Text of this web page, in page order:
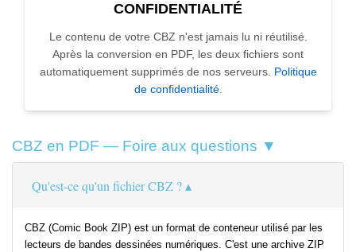
CONFIDENTIALITÉ
Le contenu de votre CBZ n'est jamais lu ni réutilisé.
Après la conversion en PDF, les deux fichiers sont
automatiquement supprimés de nos serveurs. Politique
de confidentialité.
CBZ en PDF — Foire aux questions ▼
Qu'est-ce qu'un fichier CBZ ?
CBZ (Comic Book ZIP) est un format de conteneur utilisé par les
lecteurs de bandes dessinées numériques. C'est une archive ZIP